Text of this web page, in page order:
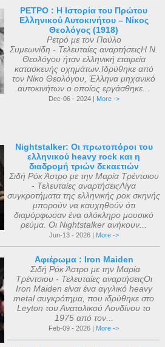
ΡΕΤΡΟ : Η Ιστορία του Πρώτου
Ελληνικού Αυτοκινήτου – Νίκος
Θεολόγος (1918)
Ρετρό με τον Παύλο
Συμεωνίδη - Τελευταίες αναρτήσειςΗ Ν.
Θεολόγου ήταν ελληνική εταιρεία
κατασκευής οχημάτων.Ιδρύθηκε από
τον Νίκο Θεολόγου, Έλληνα μηχανικό
αυτοκινήτων ο οποίος εργάσθηκε...
Dec-06 - 2024 | More ->
Nightstalker: Οι πρωτοπόροι του
ελληνικού heavy rock και η
διαδρομή τριών δεκαετιών
Σιδή Ρόκ Άστρο με την Μαρία Τρέντσιου
- Τελευταίες αναρτήσειςΛίγα
συγκροτήματα της ελληνικής ροκ σκηνής
μπορούν να καυχηθούν ότι
διαμόρφωσαν ένα ολόκληρο μουσικό
ρεύμα. Οι Nightstalker ανήκουν...
Jun-13 - 2026 | More ->
Αφιέρωμα : Iron Maiden
Σιδή Ρόκ Άστρο με την Μαρία
Τρέντσιου - Τελευταίες αναρτήσειςΟι
Iron Maiden είναι ένα αγγλικό heavy
metal συγκρότημα, που ιδρύθηκε στο
Leyton του Ανατολικού Λονδίνου το
1975 από τον...
Feb-09 - 2026 | More ->